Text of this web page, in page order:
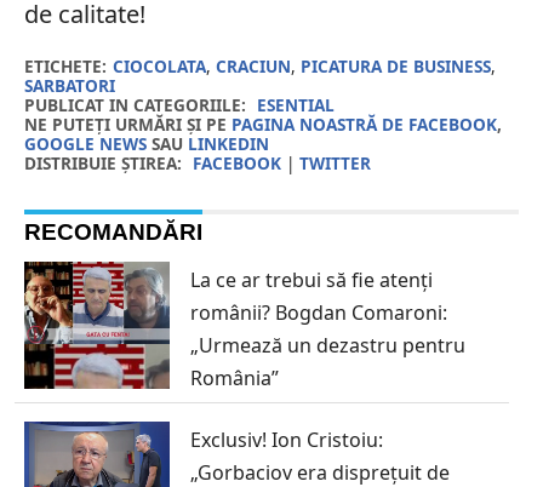
de calitate!
ETICHETE: CIOCOLATA, CRACIUN, PICATURA DE BUSINESS,
SARBATORI
PUBLICAT IN CATEGORIILE: ESENTIAL
NE PUTEȚI URMĂRI ȘI PE PAGINA NOASTRĂ DE FACEBOOK,
GOOGLE NEWSSAU LINKEDIN
DISTRIBUIE ȘTIREA: FACEBOOK| TWITTER
RECOMANDĂRI
La ce ar trebui să fie atenți
românii? Bogdan Comaroni:
„Urmează un dezastru pentru
România”
Exclusiv! Ion Cristoiu:
„Gorbaciov era disprețuit de